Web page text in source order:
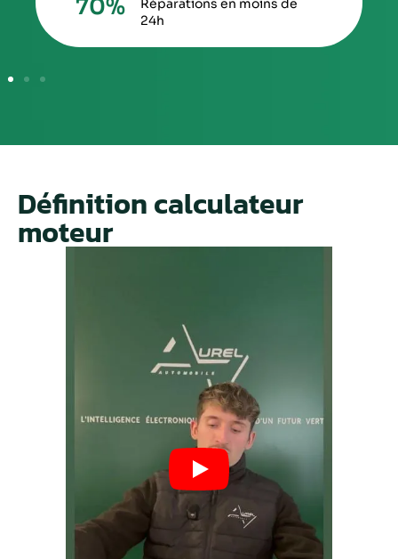
Réparations en moins de
24h
70%
Définition calculateur
moteur